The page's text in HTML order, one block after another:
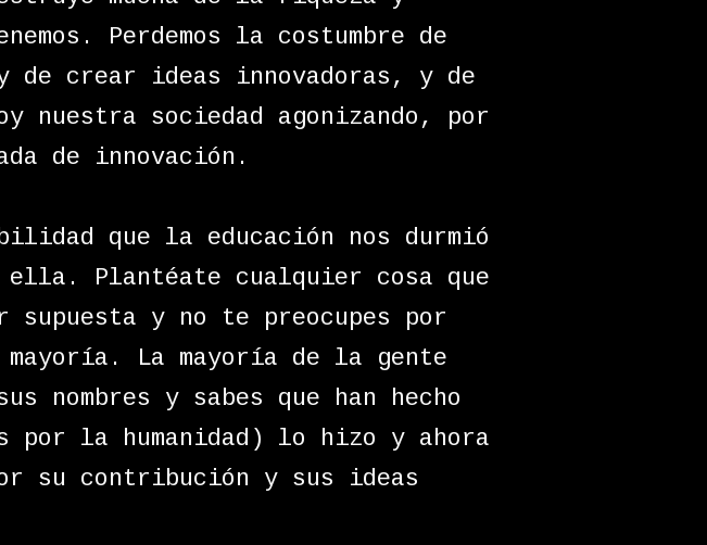
Perdemos la costumbre de
de crear ideas innovadoras, y de
nuestra sociedad agonizando, por
de innovación.
que la educación nos durmió
Plantéate cualquier cosa que
supuesta y no te preocupes por
La mayoría de la gente
nombres y sabes que han hecho
por la humanidad) lo hizo y ahora
su contribución y sus ideas